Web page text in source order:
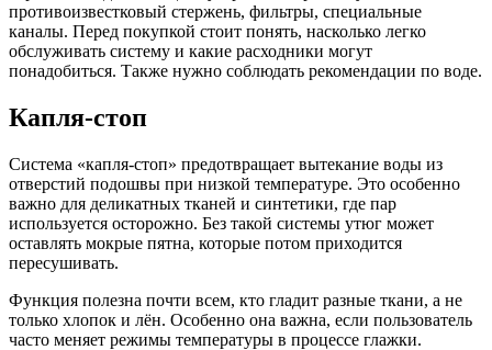
противоизвестковый стержень, фильтры, специальные
каналы. Перед покупкой стоит понять, насколько легко
обслуживать систему и какие расходники могут
понадобиться. Также нужно соблюдать рекомендации по воде.
Капля-стоп
Система «капля-стоп» предотвращает вытекание воды из
отверстий подошвы при низкой температуре. Это особенно
важно для деликатных тканей и синтетики, где пар
используется осторожно. Без такой системы утюг может
оставлять мокрые пятна, которые потом приходится
пересушивать.
Функция полезна почти всем, кто гладит разные ткани, а не
только хлопок и лён. Особенно она важна, если пользователь
часто меняет режимы температуры в процессе глажки.